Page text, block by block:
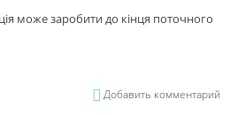
може заробити до кінця поточного
Добавить комментарий